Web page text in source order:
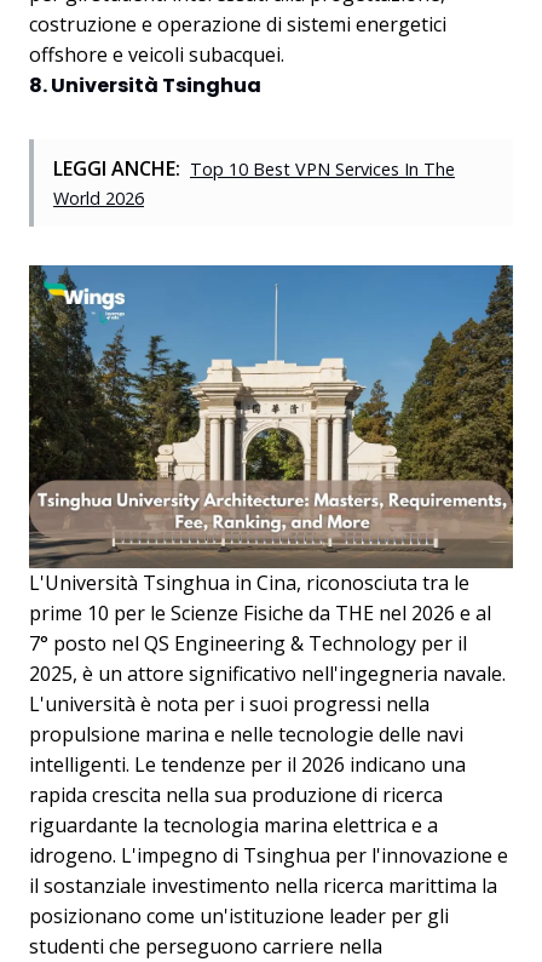
costruzione e operazione di sistemi energetici
offshore e veicoli subacquei.
8. Università Tsinghua
LEGGI ANCHE: Top 10 Best VPN Services In The
World 2026
L'Università Tsinghua in Cina, riconosciuta tra le
prime 10 per le Scienze Fisiche da THE nel 2026 e al
7° posto nel QS Engineering & Technology per il
2025, è un attore significativo nell'ingegneria navale.
L'università è nota per i suoi progressi nella
propulsione marina e nelle tecnologie delle navi
intelligenti. Le tendenze per il 2026 indicano una
rapida crescita nella sua produzione di ricerca
riguardante la tecnologia marina elettrica e a
idrogeno. L'impegno di Tsinghua per l'innovazione e
il sostanziale investimento nella ricerca marittima la
posizionano come un'istituzione leader per gli
studenti che perseguono carriere nella